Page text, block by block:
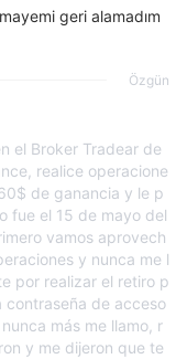
geri alamadım
Özgün
el Broker Tradear de
realice operacione
de ganancia y le p
fue el 15 de mayo del
vamos aprovech
y nunca me l
por realizar el retiro p
contraseña de acceso
más me llamo, r
y me dijeron que te